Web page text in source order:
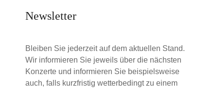
Newsletter
Bleiben Sie jederzeit auf dem aktuellen Stand.
Wir informieren Sie jeweils über die nächsten
Konzerte und informieren Sie beispielsweise
auch, falls kurzfristig wetterbedingt zu einem